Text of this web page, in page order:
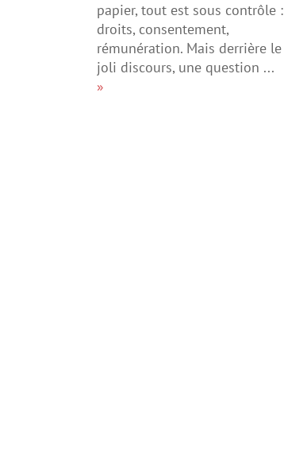
papier, tout est sous contrôle :
droits, consentement,
rémunération. Mais derrière le
joli discours, une question ...
»